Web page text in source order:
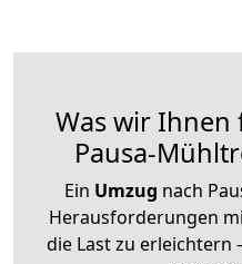
Was wir
Pausa-
Ein Umzug nach
Herausforderungen
die Last zu erleichtern